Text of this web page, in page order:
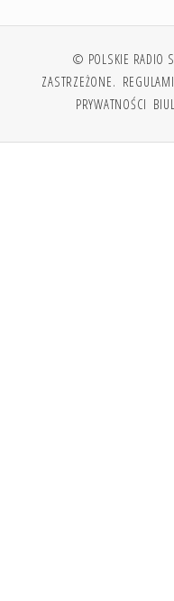
© POLSKIE RADIO
ZASTRZEŻONE.
PRYWATNOŚCI